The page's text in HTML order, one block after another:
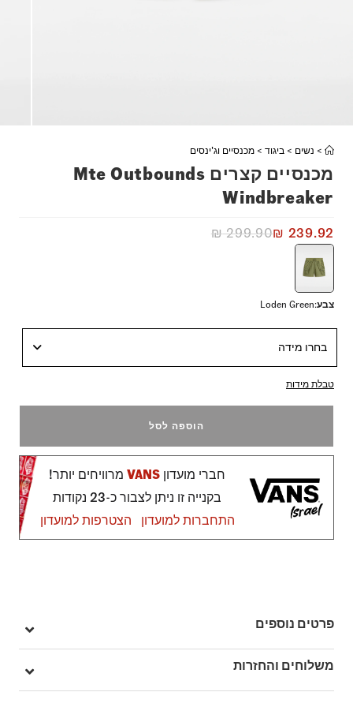
> נשים > ביגוד > מכנסיים וג'ינסים
מכנסיים קצרים Mte Outbounds
Windbreaker
₪299.90₪ 239.92
צבע:
Loden Green
בחרו מידה
טבלת מידות
הוספה לסל
חברי מועדון VANSמרוויחים יותר!
בקנייה זו ניתן לצבור כ-23 נקודות
התחברות למועדון
הצטרפות למועדון
פרטים נוספים
מק"ט: V00M73ZBF
משלוחים והחזרות